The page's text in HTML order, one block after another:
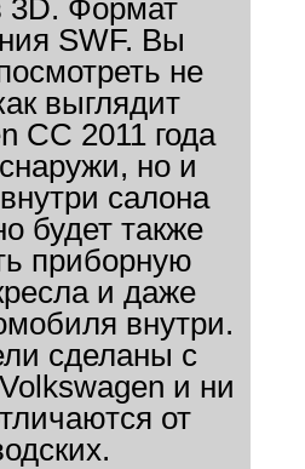
3D. Формат
SWF. Вы
не
выглядит
CC 2011 года
но и
салона
будет также
приборную
и даже
внутри.
сделаны с
и ни
от